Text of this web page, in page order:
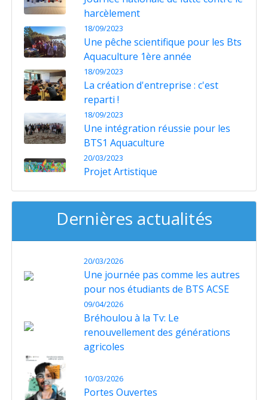
harcèlement
18/09/2023
Une pêche scientifique pour les Bts
Aquaculture 1ère année
18/09/2023
La création d'entreprise : c'est
reparti !
18/09/2023
Une intégration réussie pour les
BTS1 Aquaculture
20/03/2023
Projet Artistique
Dernières actualités
20/03/2026
Une journée pas comme les autres
pour nos étudiants de BTS ACSE
09/04/2026
Bréhoulou à la Tv: Le
renouvellement des générations
agricoles
10/03/2026
Portes Ouvertes